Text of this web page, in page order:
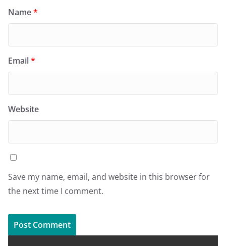
Name*
Email*
Website
Save my name, email, and website in this browser for
the next time I comment.